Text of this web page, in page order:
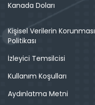
Kanada Doları
Kişisel Verilerin Korunması
Politikası
İzleyici Temsilcisi
Kullanım Koşulları
Aydınlatma Metni